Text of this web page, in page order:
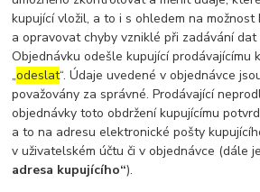
kupující vložil, a to i s ohledem na
a opravovat chyby vzniklé při zadávání dat
Objednávku odešle kupující prodávajícímu
„odeslat“. Údaje uvedené v objednávce
považovány za správné. Prodávající
objednávky toto obdržení kupujícímu
a to na adresu elektronické pošty
v uživatelském účtu či v objednávce (dále
adresa kupujícího“).